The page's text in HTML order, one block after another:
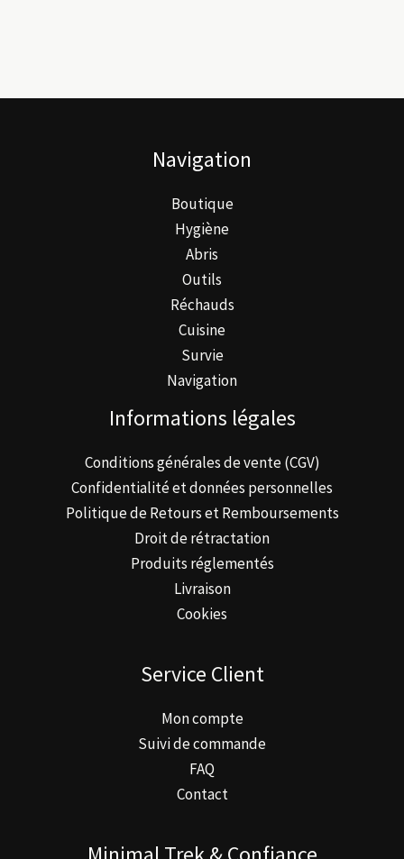
choisies
la
page
du
produit
Navigation
Boutique
Hygiène
Abris
Outils
Réchauds
Cuisine
Survie
Navigation
Informations légales
Conditions générales de vente (CGV)
Confidentialité et données personnelles
Politique de Retours et Remboursements
Droit de rétractation
Produits réglementés
Livraison
Cookies
Service Client
Mon compte
Suivi de commande
FAQ
Contact